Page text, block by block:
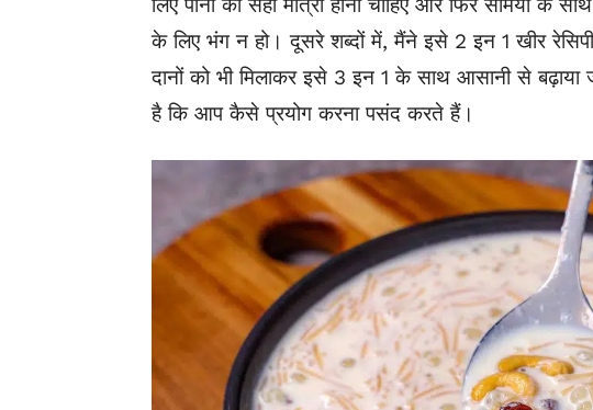
लिए पानी की सही मात्रा होना चाहिए और फिर सेमिया के
के लिए भंग न हो। दूसरे शब्दों में, मैंने इसे 2 इन 1 खीर
दानों को भी मिलाकर इसे 3 इन 1 के साथ आसानी से
है कि आप कैसे प्रयोग करना पसंद करते हैं।